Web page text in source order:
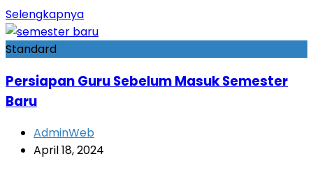
Selengkapnya
Standard
Persiapan Guru Sebelum Masuk Semester
Baru
AdminWeb
April 18, 2024